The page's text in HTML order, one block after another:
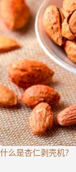
什么是杏仁剥壳机？